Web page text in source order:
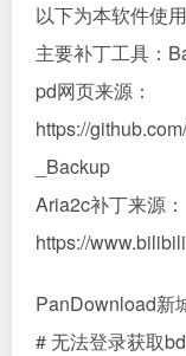
以下为本软件使
主要补丁工具：
pd网页来源：
https://
_Backup
Aria2c补丁来源：
https://
PanDownload新
# 无法登录获取